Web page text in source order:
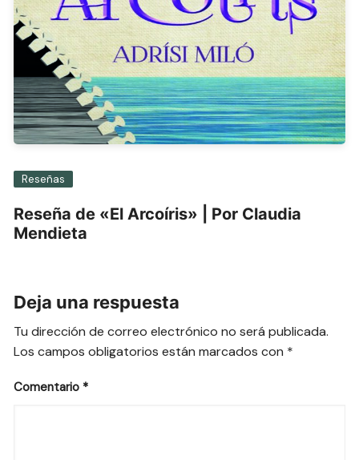
Reseñas
Reseña de «El Arcoíris» | Por Claudia
Mendieta
Deja una respuesta
Tu dirección de correo electrónico no será publicada.
Los campos obligatorios están marcados con *
Comentario *